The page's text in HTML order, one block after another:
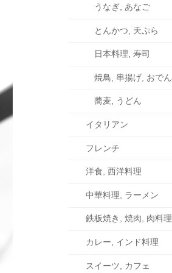
うなぎ, あなご
とんかつ, 天ぷら
日本料理, 寿司
焼鳥, 串揚げ, おでん
蕎麦, うどん
イタリアン
フレンチ
洋食, 西洋料理
中華料理, ラーメン
鉄板焼き, 焼肉, 肉料理
カレー, インド料理
スイーツ, カフェ